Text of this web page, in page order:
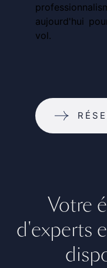
aujourd'hui
vol.
Votre
d'experts